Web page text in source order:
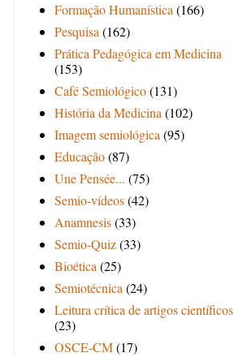
Formação Humanística (166)
Pesquisa (162)
Prática Pedagógica em Medicina
(153)
Café Semiológico(131)
História da Medicina (102)
Imagem semiológica (95)
Educação(87)
Une Pensée... (75)
Semio-vídeos(42)
Anamnesis(33)
Semio-Quiz(33)
Bioética (25)
Semiotécnica (24)
Leitura crítica de artigos científicos
(23)
OSCE-CM(17)